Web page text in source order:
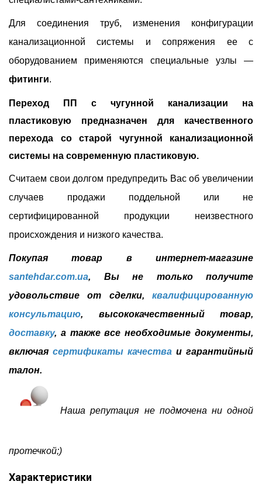
Для соединения труб, изменения конфигурации
канализационной системы и сопряжения ее с
оборудованием применяются специальные узлы —
фитинги.
Переход ПП с чугунной канализации на
пластиковую предназначен для качественного
перехода со старой чугунной канализационной
системы на современную пластиковую.
Считаем свои долгом предупредить Вас об увеличении
случаев продажи поддельной или не
сертифицированной продукции неизвестного
происхождения и низкого качества.
Покупая товар в интернет-магазине
santehdar.com.ua, Вы не только получите
удовольствие от сделки, квалифицированную
консультацию, высококачественный товар,
доставку, а также все необходимые документы,
включая сертификаты качества и гарантийный
талон.
Наша репутация не подмочена ни одной
протечкой;)
Характеристики